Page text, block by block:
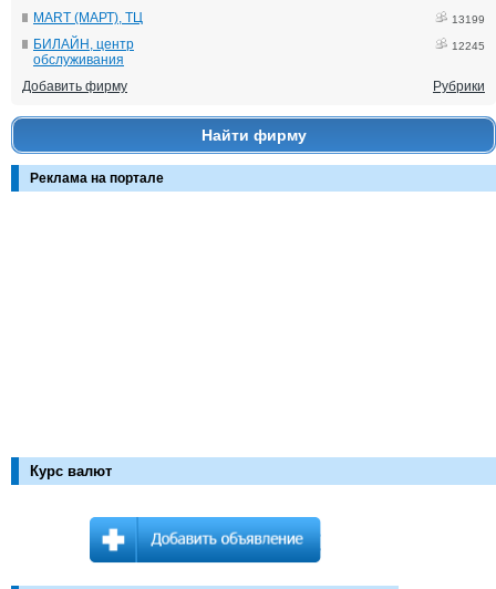
MART (МАРТ), ТЦ 13199
БИЛАЙН, центр
обслуживания
12245
Добавить фирму Рубрики
Найти фирму
Реклама на портале
Курс валют